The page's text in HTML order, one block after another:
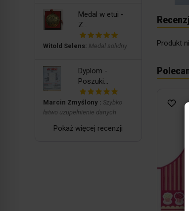
Produkt
Medal w etui -
Z...
Witold Selens: Medal solidny
Dyplom -
Poszuki...
Marcin Zmyślony : Szybko
łatwo uzupełnienie danych
Pokaż więcej recenzji